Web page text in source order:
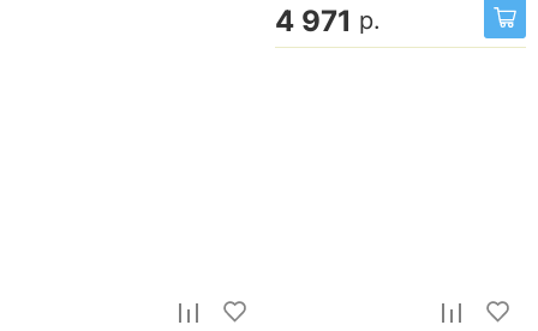
4 971 р.